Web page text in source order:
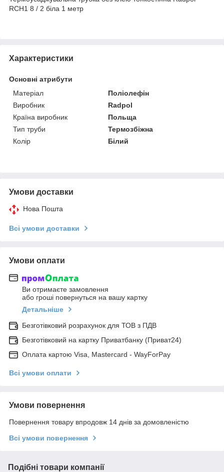
RCH1 8 / 2 біла 1 метр
Характеристики
Основні атрибути
Матеріал
Поліолефін
Виробник
Radpol
Країна виробник
Польща
Тип труби
Термозбіжна
Колір
Білий
Умови доставки
Нова Пошта
Всі умови доставки
Умови оплати
Ви отримаєте замовлення
або гроші повернуться на вашу картку
Детальніше
Безготівковий розрахунок для ТОВ з ПДВ
Безготівковий на картку Приватбанку (Приват24)
Оплата картою Visa, Mastercard - WayForPay
Всі умови оплати
Умови повернення
Повернення товару впродовж 14 днів за домовленістю
Всі умови повернення
Подібні товари компанії